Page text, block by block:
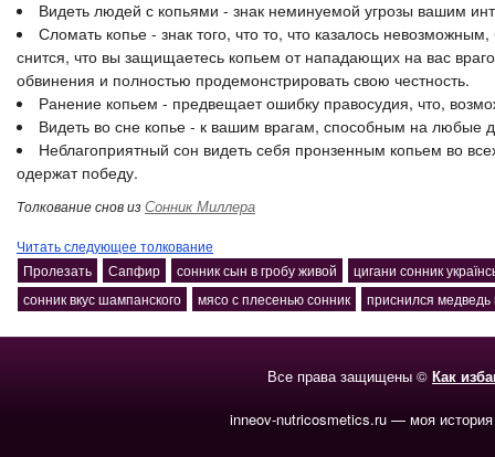
Видеть людей с копьями - знак неминуемой угрозы вашим
Сломать копье - знак того, что то, что казалось
снится, что вы защищаетесь копьем от нападающих на вас
обвинения и полностью продемонстрировать свою честность.
Ранение копьем - предвещает ошибку правосудия, что,
Видеть во сне копье - к вашим врагам, способным на любые
Неблагоприятный сон видеть себя пронзенным копьем во
одержат победу.
Толкование снов изСонник Миллера
Читать следующее толкование
Пролезать
Сапфир сонник сын в гробу живой
цигани сонник
сонник вкус шампанского
мясо с плесенью сонник приснился медведь
Все права защищены © Как
inneov-nutricosmetics.ru — моя